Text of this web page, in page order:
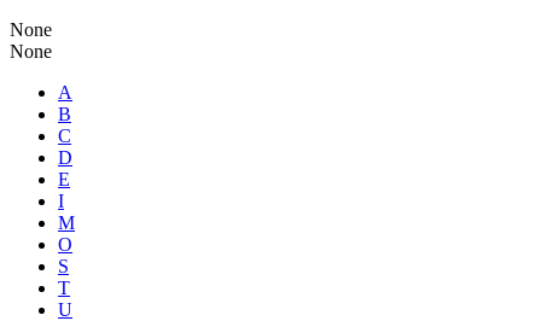
None
None
A
B
C
D
E
I
M
O
S
T
U